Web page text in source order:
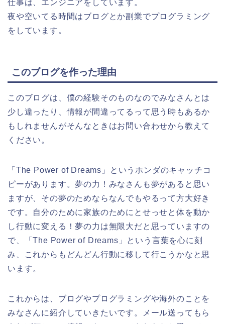
仕事は、エンジニアをしています。
夜や空いてる時間はブログとか副業でプログラミング
をしています。
このブログを作った理由
このブログは、僕の経験そのものなのでみなさんとは
少し違ったり、情報が間違ってるって思う時もあるか
もしれませんがそんなときはお問い合わせから教えて
ください。
「The Power of Dreams」というホンダのキャッチコ
ピーがあります。夢の力！みなさんも夢があると思い
ますが、その夢のためならなんでもやるって方大好き
です。自分のために家族のためにとせっせと体を動か
し行動に変える！夢の力は無限大だと思っていますの
で、「The Power of Dreams」という言葉を心に刻
み、これからもどんどん行動に移して行こうかなと思
います。
これからは、ブログやプログラミングや海外のことを
みなさんに紹介していきたいです。メール送ってもら